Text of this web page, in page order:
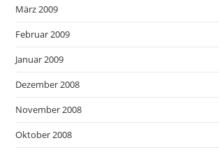
März 2009
Februar 2009
Januar 2009
Dezember 2008
November 2008
Oktober 2008